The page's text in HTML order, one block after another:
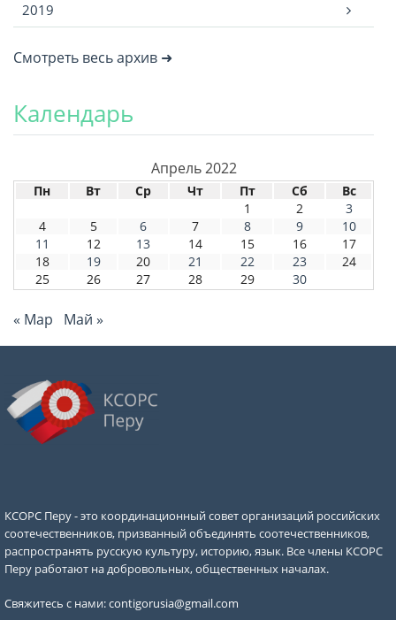
2019
Смотреть весь архив ➜
Календарь
Апрель 2022
Пн Вт Ср Чт Пт Сб
Вс
1
2
3
4
5 6 7 8 9
10
11
12 13 14 15 16
17
18
19 20 21 22 23
24
25
26 27 28 29 30
« Мар Май »
КСОРС Перу - это координационный совет организаций российских
соотечественников, призванный объединять соотечественников,
распространять русскую культуру, историю, язык. Все члены КСОРС
Перу работают на добровольных, общественных началах.
Свяжитесь с нами:contigorusia@gmail.com